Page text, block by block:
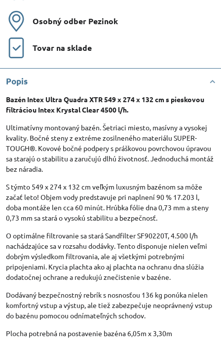
Osobný odber Pezinok
Tovar na sklade
Popis
Bazén Intex Ultra Quadra XTR 549 x 274 x 132 cm s pieskovou
filtráciou Intex Krystal Clear 4500 l/h.
Ultimatívny montovaný bazén. Šetriaci miesto, masívny a vysokej
kvality. Bočné steny z extréme zosilneného materiálu SUPER-
TOUGH®. Kovové bočné podpery s práškovou povrchovou úpravou
sa starajú o stabilitu a zaručujú dlhú životnosť. Jednoduchá montáž
bez náradia.
S týmto 549 x 274 x 132 cm veľkým luxusným bazénom sa môže
začať leto! Objem vody predstavuje pri naplnení 90 % 17.203 l,
doba montáže len cca 60 minút. Hrúbka fólie dna 0,73 mm a steny
0,73 mm sa stará o vysokú stabilitu a bezpečnosť.
O optimálne filtrovanie sa stará Sandfilter SF90220T, 4.500 l/h
nachádzajúce sa v rozsahu dodávky. Tento disponuje nielen veľmi
dobrým výsledkom filtrovania, ale aj všetkými potrebnými
pripojeniami. Krycia plachta ako aj plachta na ochranu dna slúžia
dodatočnej ochrane a redukujú znečistenie v bazéne.
Dodávaný bezpečnostný rebrík s nosnosťou 136 kg ponúka nielen
komfortný vstup a výstup, ale tiež zabezpečuje neoprávnený vstup
do bazénu pomocou odnímateľných schodov.
Plocha potrebná na postavenie bazéna 6,05m x 3,30m